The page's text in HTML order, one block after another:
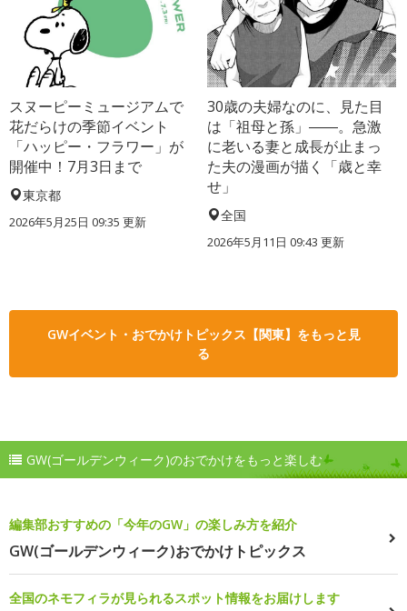
スヌーピーミュージアムで
花だらけの季節イベント
「ハッピー・フラワー」が
開催中！7月3日まで
東京都
2026年5月25日 09:35 更新
30歳の夫婦なのに、見た目
は「祖母と孫」――。急激
に老いる妻と成長が止まっ
た夫の漫画が描く「歳と幸
せ」
全国
2026年5月11日 09:43 更新
GWイベント・おでかけトピックス【関東】をもっと見
る
GW(ゴールデンウィーク)のおでかけをもっと楽しむ
編集部おすすめの「今年のGW」の楽しみ方を紹介
GW(ゴールデンウィーク)おでかけトピックス
全国のネモフィラが見られるスポット情報をお届けします